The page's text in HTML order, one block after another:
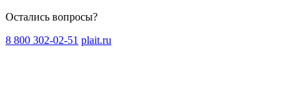
Остались вопросы?
8 800 302-02-51 plait.ru